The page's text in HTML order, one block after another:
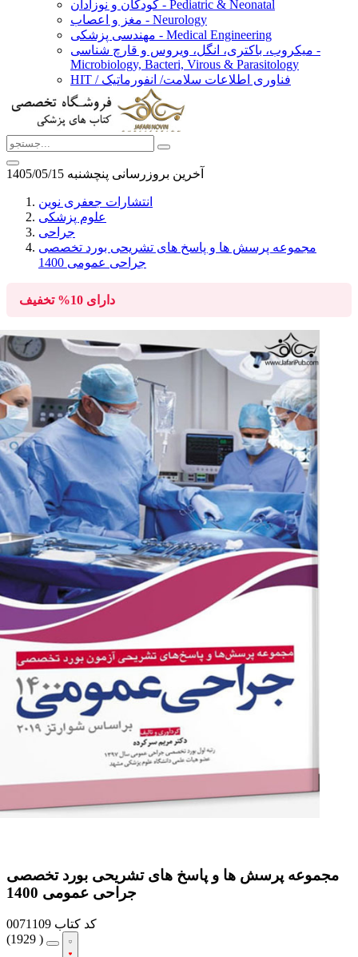
کودکان و نوزادان - Pediatric & Neonatal
مغز و اعصاب - Neurology
مهندسی پزشکی - Medical Engineering
میکروب، باکتری، انگل، ویروس و قارچ شناسی -
Microbiology, Bacteri, Virous & Parasitology
HIT / فناوری اطلاعات سلامت/ انفورماتیک
آخرین بروزرسانی پنچشنبه 1405/05/15
انتشارات جعفری نوین
علوم پزشکی
جراحی
مجموعه پرسش ها و پاسخ های تشریحی بورد تخصصی
جراحی عمومی 1400
دارای 10% تخفیف
مجموعه پرسش ها و پاسخ های تشریحی بورد تخصصی
جراحی عمومی 1400
کد کتاب 0071109
(1929 )